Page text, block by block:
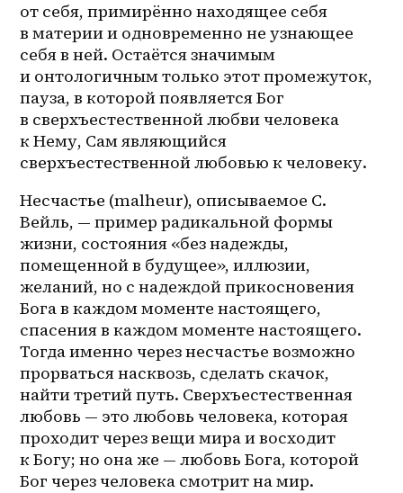
от себя, примирённо находящее себя
в материи и одновременно не узнающее
себя в ней. Остаётся значимым
и онтологичным только этот промежуток,
пауза, в которой появляется Бог
в сверхъестественной любви человека
к Нему, Сам являющийся
сверхъестественной любовью к человеку.
Несчастье (malheur), описываемое С.
Вейль, — пример радикальной формы
жизни, состояния «без надежды,
помещенной в будущее», иллюзии,
желаний, но с надеждой прикосновения
Бога в каждом моменте настоящего,
спасения в каждом моменте настоящего.
Тогда именно через несчастье возможно
прорваться насквозь, сделать скачок,
найти третий путь. Сверхъестественная
любовь — это любовь человека, которая
проходит через вещи мира и восходит
к Богу; но она же — любовь Бога, которой
Бог через человека смотрит на мир.